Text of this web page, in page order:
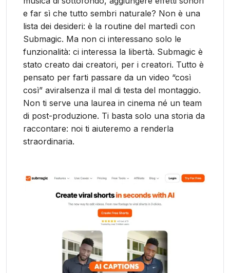
e far sì che tutto sembri naturale? Non è una
lista dei desideri: è la routine del martedì con
Submagic. Ma non ci interessano solo le
funzionalità: ci interessa la libertà. Submagic è
stato creato dai creatori, per i creatori. Tutto è
pensato per farti passare da un video “così
così” aviralsenza il mal di testa del montaggio.
Non ti serve una laurea in cinema né un team
di post-produzione. Ti basta solo una storia da
raccontare: noi ti aiuteremo a renderla
straordinaria.